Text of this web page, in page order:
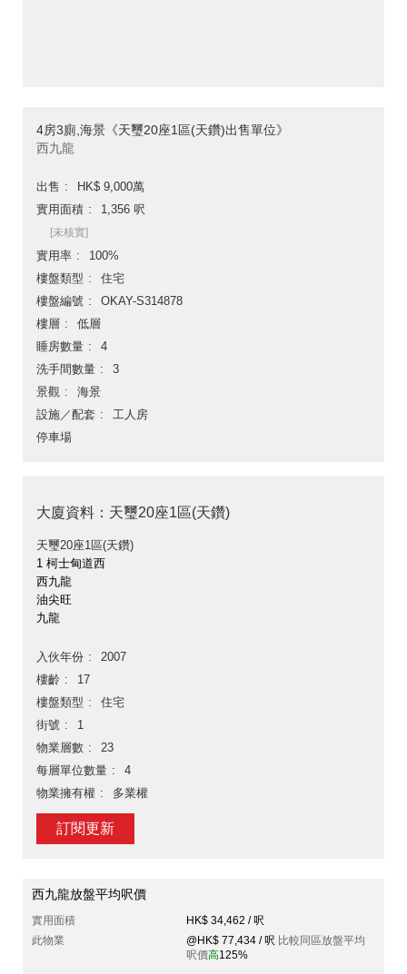
4房3廁,海景《天璽20座1區(天鑽)出售單位》
西九龍
出售
HK$ 9,000萬
實用面積
1,356 呎
[未核實]
實用率
100%
樓盤類型
住宅
樓盤編號
OKAY-S314878
樓層
低層
睡房數量
4
洗手間數量
3
景觀
海景
設施／配套
工人房
停車場
大廈資料：天璽20座1區(天鑽)
天璽20座1區(天鑽)
1 柯士甸道西
西九龍
油尖旺
九龍
入伙年份
2007
樓齡
17
樓盤類型
住宅
街號
1
物業層數
23
每層單位數量
4
物業擁有權
多業權
訂閱更新
西九龍放盤平均呎價
實用面積
HK$ 34,462 / 呎
此物業
@HK$ 77,434 / 呎 比較同區放盤平均
呎價高125%